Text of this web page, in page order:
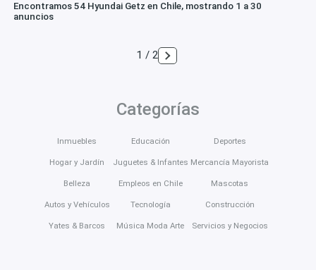
Encontramos 54 Hyundai Getz en Chile, mostrando 1 a 30
anuncios
1 / 2
Categorías
Inmuebles
Hogar y Jardín
Belleza
Autos y Vehículos
Yates & Barcos
Educación
Juguetes & Infantes
Empleos en Chile
Tecnología
Música Moda Arte
Deportes
Mercancía Mayorista
Mascotas
Construcción
Servicios y Negocios